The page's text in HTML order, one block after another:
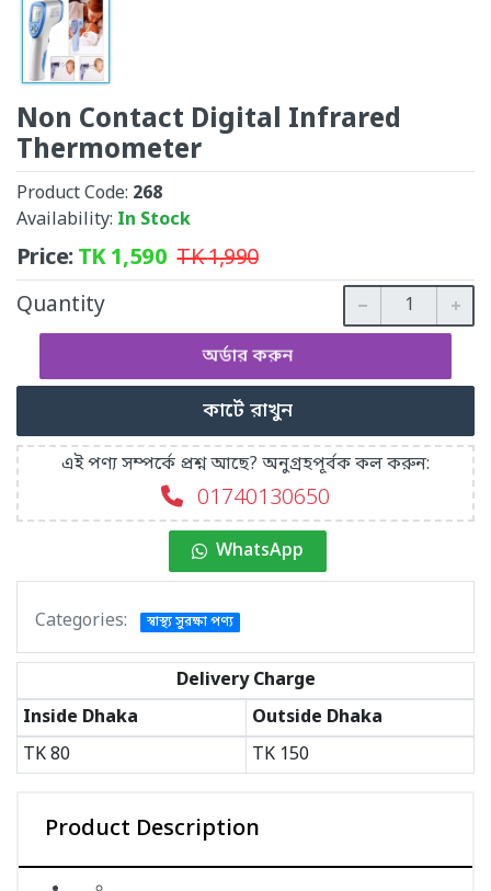
Non Contact Digital Infrared
Thermometer
Product Code: 268
Availability: In Stock
Price:TK1,590 TK1,990
Quantity
অর্ডার করুন
কার্টে রাখুন
এই পণ্য সম্পর্কে প্রশ্ন আছে? অনুগ্রহপূর্বক কল করুন:
01740130650
WhatsApp
Categories: স্বাস্থ্য সুরক্ষা পণ্য
Delivery Charge
Inside Dhaka
Outside Dhaka
TK80 TK 150
Product Description